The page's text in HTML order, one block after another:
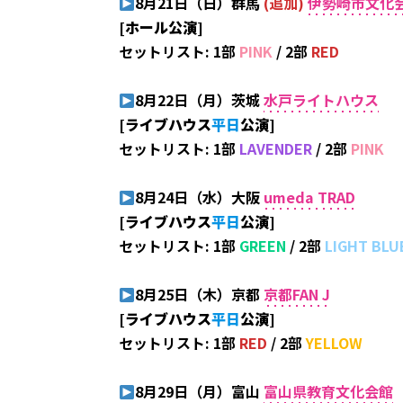
[ホール公演]
セットリスト: 1部 PINK / 2部 RED
8月22日（月）茨城水戸ライトハウス
[ライブハウス平日公演]
セットリスト: 1部 LAVENDER / 2部 PINK
8月24日（水）大阪 umeda TRAD
[ライブハウス平日公演]
セットリスト: 1部 GREEN / 2部 LIGHT
8月25日（木）京都京都FAN J
[ライブハウス平日公演]
セットリスト: 1部 RED / 2部YELLOW
8月29日（月）富山 富山県教育文化会館